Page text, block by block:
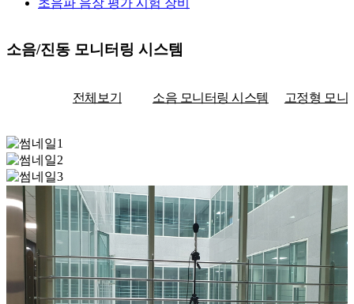
초음파 음장 평가 시험 장비
소음/진동 모니터링 시스템
전체보기 소음 모니터링 시스템 고정형 모니